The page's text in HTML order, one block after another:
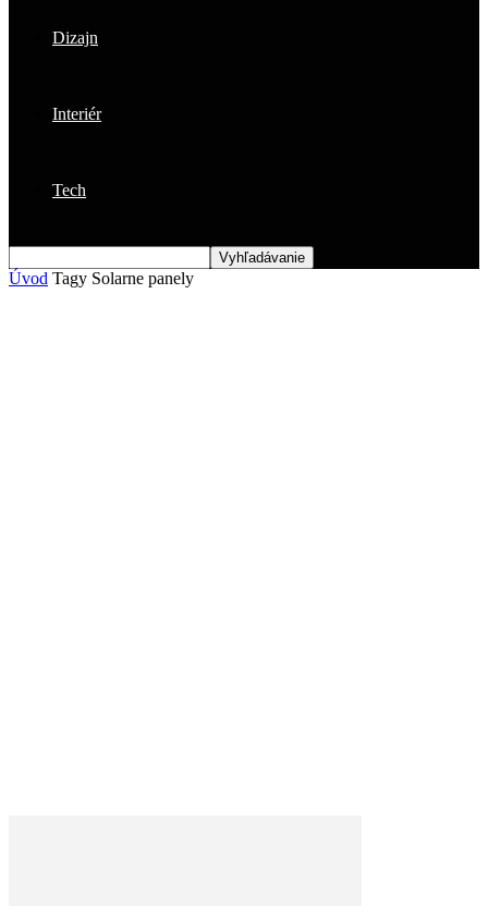
Dizajn
Interiér
Tech
Úvod Tagy Solarne panely